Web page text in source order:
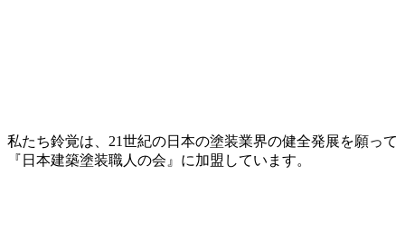
私たち鈴覚は、21世紀の日本の塗装業界の健全発展を願って
『日本建築塗装職人の会』に加盟しています。